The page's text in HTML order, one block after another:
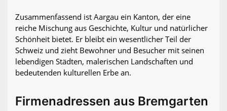
Zusammenfassend ist Aargau ein Kanton, der eine
reiche Mischung aus Geschichte, Kultur und natürlicher
Schönheit bietet. Er bleibt ein wesentlicher Teil der
Schweiz und zieht Bewohner und Besucher mit seinen
lebendigen Städten, malerischen Landschaften und
bedeutenden kulturellen Erbe an.
Firmenadressen aus Bremgarten